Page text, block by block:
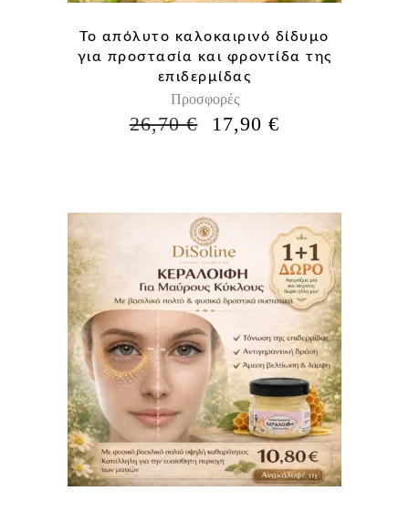
Το απόλυτο καλοκαιρινό δίδυμο
για προστασία και φροντίδα της
επιδερμίδας
Προσφορές
26,70€
Η
17,90€